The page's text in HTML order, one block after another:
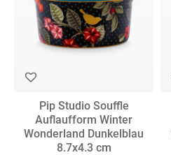
Pip Studio Souffle
Auflaufform Winter
Wonderland Dunkelblau
8.7x4.3 cm